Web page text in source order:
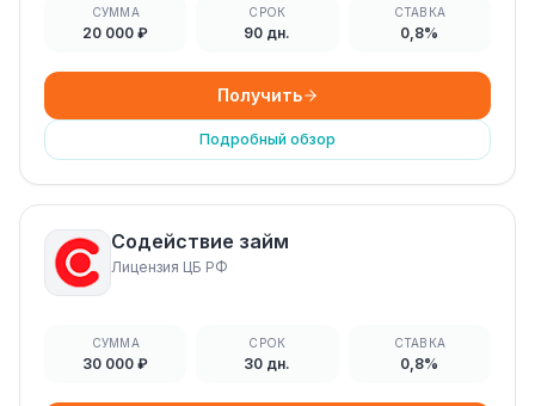
СУММА
20 000 ₽
СРОК
90 дн.
СТАВКА
0,8%
Получить
Подробный обзор
Содействие займ
Лицензия ЦБ РФ
СУММА
30 000 ₽
СРОК
30 дн.
СТАВКА
0,8%